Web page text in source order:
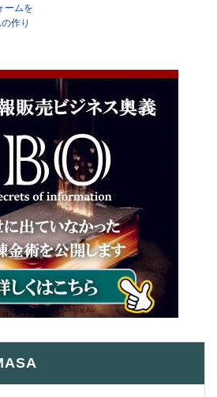
ームを
作り